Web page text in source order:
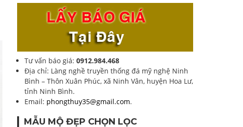
Tư vấn báo giá: 0912.984.468
Địa chỉ: Làng nghề truyền thống đá mỹ nghệ Ninh
Bình – Thôn Xuân Phúc, xã Ninh Vân, huyện Hoa Lư,
tỉnh Ninh Bình.
Email: phongthuy35@gmail.com.
MẪU MỘ ĐẸP CHỌN LỌC